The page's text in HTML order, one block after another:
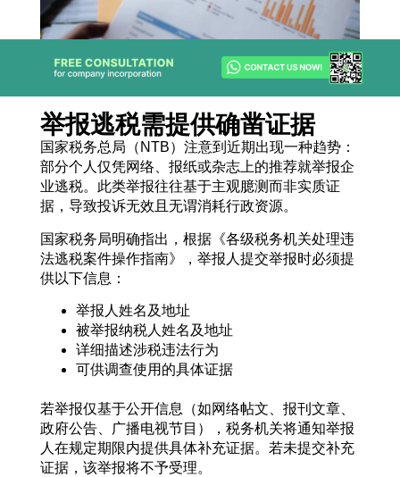
举报逃税需提供确凿证据
国家税务总局（NTB）注意到近期出现一种趋势：
部分个人仅凭网络、报纸或杂志上的推荐就举报企
业逃税。此类举报往往基于主观臆测而非实质证
据，导致投诉无效且无谓消耗行政资源。
国家税务局明确指出，根据《各级税务机关处理违
法逃税案件操作指南》，举报人提交举报时必须提
供以下信息：
举报人姓名及地址
被举报纳税人姓名及地址
详细描述涉税违法行为
可供调查使用的具体证据
若举报仅基于公开信息（如网络帖文、报刊文章、
政府公告、广播电视节目），税务机关将通知举报
人在规定期限内提供具体补充证据。若未提交补充
证据，该举报将不予受理。